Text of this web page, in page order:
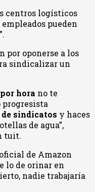
centros logísticos
pueden
por oponerse a los
sindicalizar un
hora no te
progresista
sindicatos y haces
de agua”,
tuit.
de Amazon
lo de orinar en
nadie trabajaría